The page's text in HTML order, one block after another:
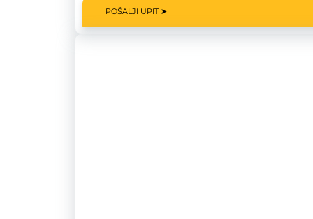
POŠALJI UPIT ➤